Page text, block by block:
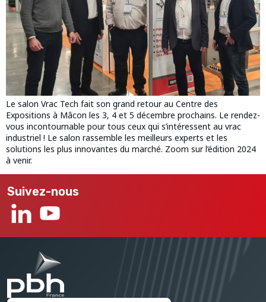
Le salon Vrac Tech fait son grand retour au Centre des
Expositions à Mâcon les 3, 4 et 5 décembre prochains. Le rendez-
vous incontournable pour tous ceux qui s’intéressent au vrac
industriel ! Le salon rassemble les meilleurs experts et les
solutions les plus innovantes du marché. Zoom sur l’édition 2024
à venir.
Suivez-nous